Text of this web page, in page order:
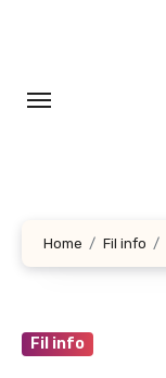
principal
Home Fil info
Fil info